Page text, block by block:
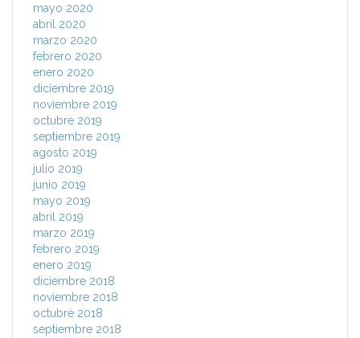
mayo 2020
abril 2020
marzo 2020
febrero 2020
enero 2020
diciembre 2019
noviembre 2019
octubre 2019
septiembre 2019
agosto 2019
julio 2019
junio 2019
mayo 2019
abril 2019
marzo 2019
febrero 2019
enero 2019
diciembre 2018
noviembre 2018
octubre 2018
septiembre 2018